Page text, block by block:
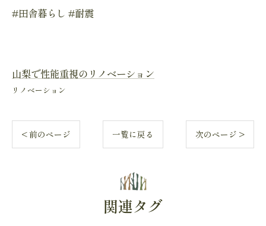
#田舎暮らし #耐震
山梨で性能重視のリノベーション
リノベーション
< 前のページ 一覧に戻る 次のページ >
関連タグ